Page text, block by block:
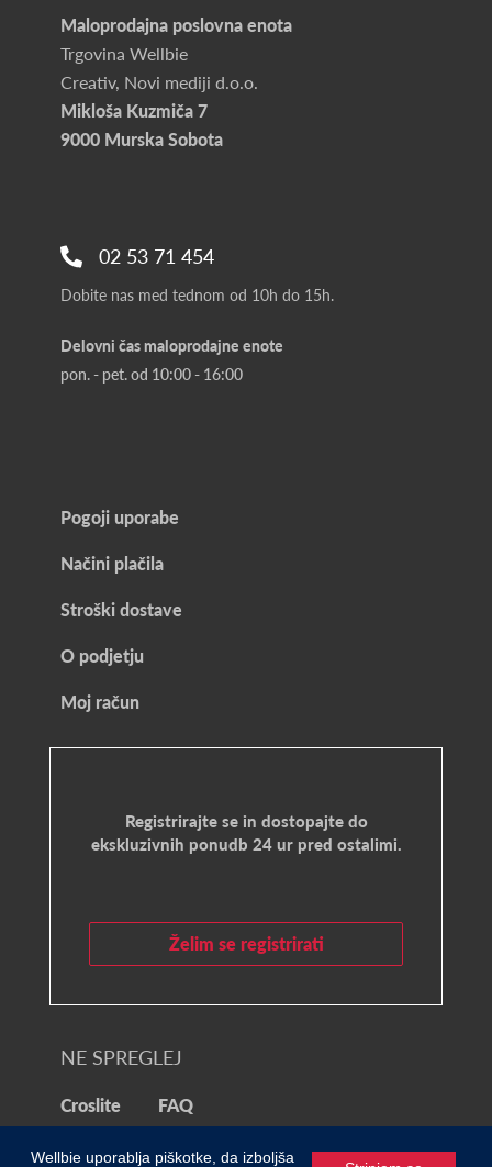
Maloprodajna poslovna enota
Trgovina Wellbie
Creativ, Novi mediji d.o.o.
Mikloša Kuzmiča 7
9000 Murska Sobota
02 53 71 454
Dobite nas med tednom od 10h do 15h.
Delovni čas maloprodajne enote
pon. - pet. od 10:00 - 16:00
Pogoji uporabe
Načini plačila
Stroški dostave
O podjetju
Moj račun
Registrirajte se in dostopajte do
ekskluzivnih ponudb 24 ur pred ostalimi.
Želim se registrirati
NE SPREGLEJ
Croslite FAQ
© 2021 Wellbie
Wellbie uporablja piškotke, da izboljša